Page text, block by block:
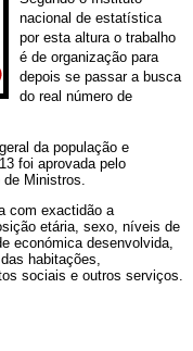
nacional de estatística
por esta altura o trabalho
é de organização para
depois se passar a busca
do real número de
da população e
foi aprovada pelo
Ministros.
com exactidão a
etária, sexo, níveis de
económica desenvolvida,
habitações,
sociais e outros serviços.